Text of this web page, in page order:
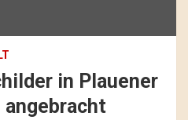
in Plauener